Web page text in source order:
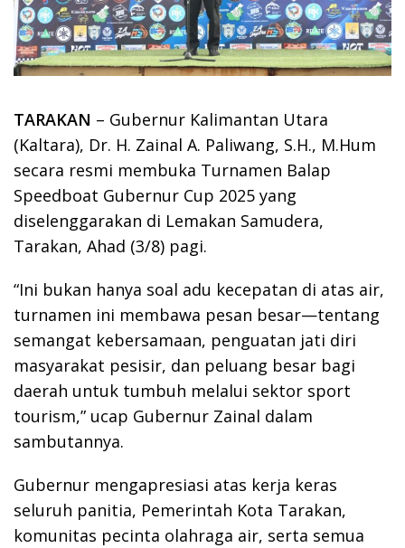
TARAKAN – Gubernur Kalimantan Utara
(Kaltara), Dr. H. Zainal A. Paliwang, S.H., M.Hum
secara resmi membuka Turnamen Balap
Speedboat Gubernur Cup 2025 yang
diselenggarakan di Lemakan Samudera,
Tarakan, Ahad (3/8) pagi.
“Ini bukan hanya soal adu kecepatan di atas air,
turnamen ini membawa pesan besar—tentang
semangat kebersamaan, penguatan jati diri
masyarakat pesisir, dan peluang besar bagi
daerah untuk tumbuh melalui sektor sport
tourism,” ucap Gubernur Zainal dalam
sambutannya.
Gubernur mengapresiasi atas kerja keras
seluruh panitia, Pemerintah Kota Tarakan,
komunitas pecinta olahraga air, serta semua